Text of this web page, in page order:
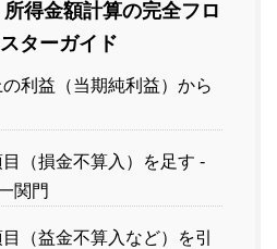
所得金額計算の完全フロ
ターガイド
利益（当期純利益）から
（損金不算入）を足す -
関門
（益金不算入など）を引